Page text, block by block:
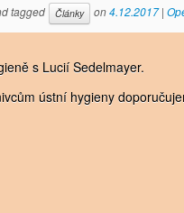
tagged Články on4.12.2017|
s Lucií Sedelmayer.
ústní hygieny